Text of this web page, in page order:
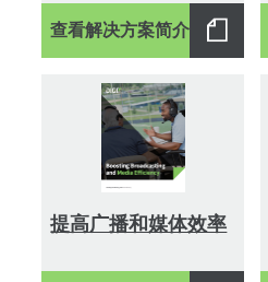
查看解决方案简介
提高广播和媒体效率